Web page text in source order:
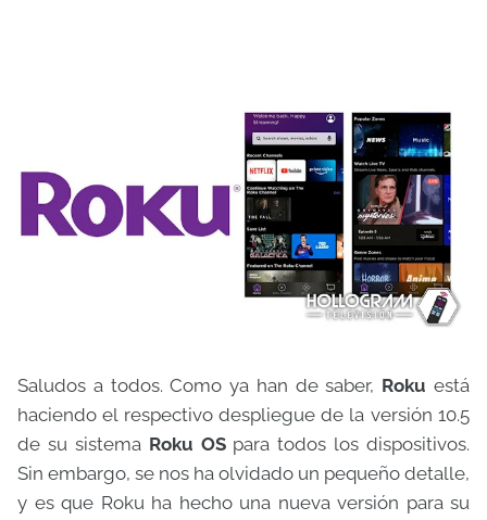
Saludos a todos. Como ya han de saber, Roku está
haciendo el respectivo despliegue de la versión 10.5
de su sistema Roku OSpara todos los dispositivos.
Sin embargo, se nos ha olvidado un pequeño detalle,
y es que Roku ha hecho una nueva versión para su